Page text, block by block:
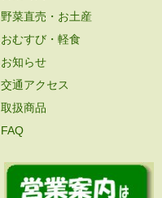
野菜直売・お土産
おむすび・軽食
お知らせ
交通アクセス
取扱商品
FAQ